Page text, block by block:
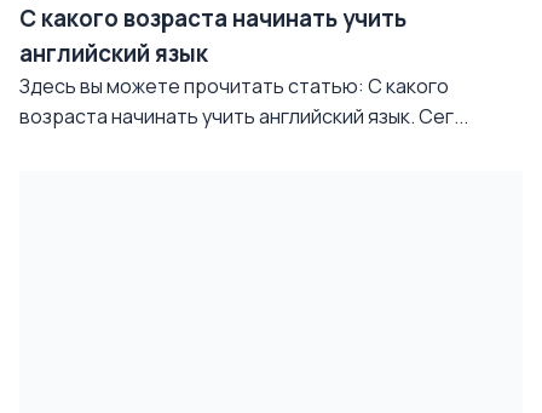
С какого возраста начинать учить
английский язык
Здесь вы можете прочитать статью: С какого
возраста начинать учить английский язык. Сег...